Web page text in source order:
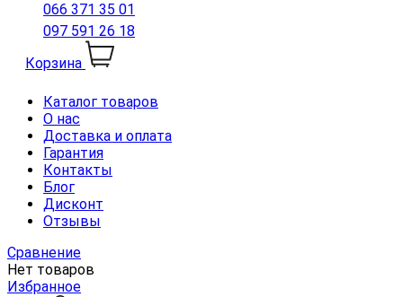
066 371 35 01
097 591 26 18
Корзина
Каталог товаров
О нас
Доставка и оплата
Гарантия
Контакты
Блог
Дисконт
Отзывы
Сравнение
Нет товаров
Избранное